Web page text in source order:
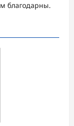
благодарны.